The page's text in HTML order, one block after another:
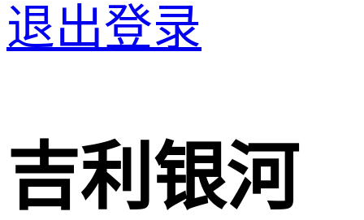
退出登录
​吉利银河